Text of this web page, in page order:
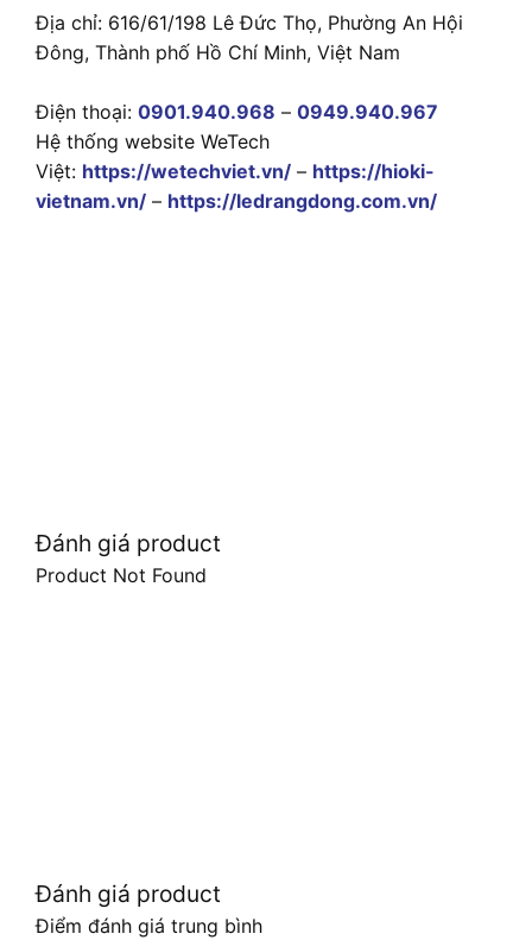
Địa chỉ: 616/61/198 Lê Đức Thọ, Phường An Hội
Đông, Thành phố Hồ Chí Minh, Việt Nam
Điện thoại: 0901.940.968 – 0949.940.967
Hệ thống website WeTech
Việt: https://wetechviet.vn/ – https://hioki-
vietnam.vn/ – https://ledrangdong.com.vn/
Đánh giá product
Product Not Found
Đánh giá product
Điểm đánh giá trung bình